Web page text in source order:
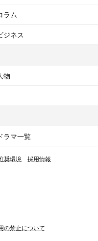
ラム
ジネス
物
ラマ一覧
奨環境 採用情報
の禁止について